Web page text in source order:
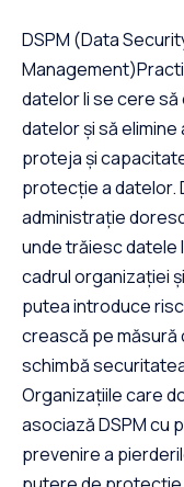
DSPM (Data
datelor li se cere
datelor și să
proteja și
protecție a datelor.
administrație
unde trăiesc datele
cadrul organizației
putea introduce
crească pe măsură
schimbă
Organizațiile care
asociază DSPM cu
prevenire a